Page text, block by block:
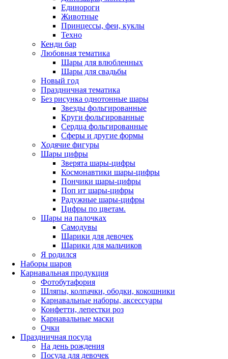
Единороги
Животные
Принцессы, феи, куклы
Техно
Кенди бар
Любовная тематика
Шары для влюбленных
Шары для свадьбы
Новый год
Праздничная тематика
Без рисунка однотонные шары
Звезды фольгированные
Круги фольгированные
Сердца фольгированные
Сферы и другие формы
Ходячие фигуры
Шары цифры
Зверята шары-цифры
Космонавтики шары-цифры
Пончики шары-цифры
Поп ит шары-цифры
Радужные шары-цифры
Цифры по цветам.
Шары на палочках
Самодувы
Шарики для девочек
Шарики для мальчиков
Я родился
Наборы шаров
Карнавальная продукция
Фотобутафория
Шляпы, колпачки, ободки, кокошники
Карнавальные наборы, аксессуары
Конфетти, лепестки роз
Карнавальные маски
Очки
Праздничная посуда
На день рождения
Посуда для девочек